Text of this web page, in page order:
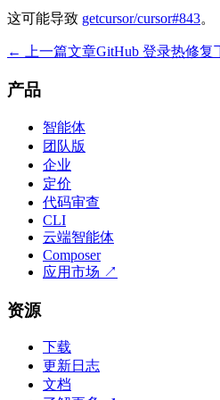
这可能导致 getcursor/cursor#843。
← 上一篇文章GitHub 登录热修复
产品
智能体
团队版
企业
定价
代码审查
CLI
云端智能体
Composer
应用市场 ↗
资源
下载
更新日志
文档